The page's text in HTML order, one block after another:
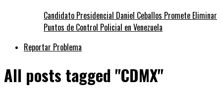
Candidato Presidencial Daniel Ceballos Promete Eliminar
Puntos de Control Policial en Venezuela
Reportar Problema
All posts tagged "CDMX"